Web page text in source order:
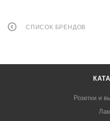
СПИСОК БРЕНДОВ
Розетки и